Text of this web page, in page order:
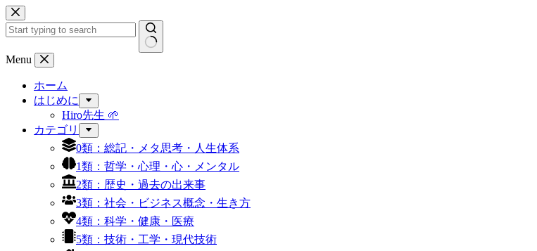
コ
ン
テ
ン
結
Menu
ホーム
はじめに
Hiro先生 🌱
カテゴリ
0類：総記・メタ思考・人生体系
1類：哲学・心理・心・メンタル
2類：歴史・過去の出来事
3類：社会・ビジネス概念・生き方
4類：科学・健康・医療
5類：技術・工学・現代技術